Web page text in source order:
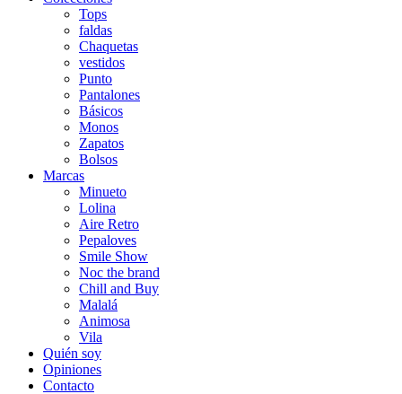
Tops
faldas
Chaquetas
vestidos
Punto
Pantalones
Básicos
Monos
Zapatos
Bolsos
Marcas
Minueto
Lolina
Aire Retro
Pepaloves
Smile Show
Noc the brand
Chill and Buy
Malalá
Animosa
Vila
Quién soy
Opiniones
Contacto